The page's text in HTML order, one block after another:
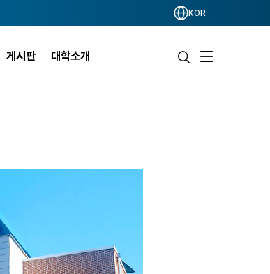
KOR
게시판 대학소개